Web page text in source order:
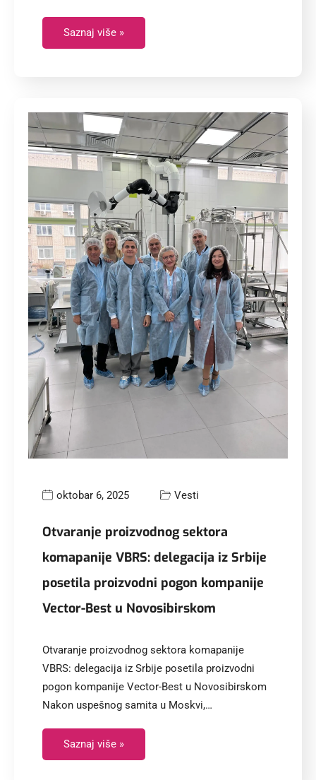
Saznaj više »
oktobar 6, 2025 Vesti
Otvaranje proizvodnog sektora
komapanije VBRS: delegacija iz Srbije
posetila proizvodni pogon kompanije
Vector-Best u Novosibirskom
Otvaranje proizvodnog sektora komapanije
VBRS: delegacija iz Srbije posetila proizvodni
pogon kompanije Vector-Best u Novosibirskom
Nakon uspešnog samita u Moskvi,…
Saznaj više »